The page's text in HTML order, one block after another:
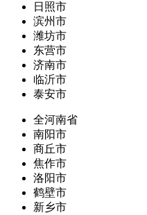
日照市
滨州市
潍坊市
东营市
济南市
临沂市
泰安市
全河南省
南阳市
商丘市
焦作市
洛阳市
鹤壁市
新乡市